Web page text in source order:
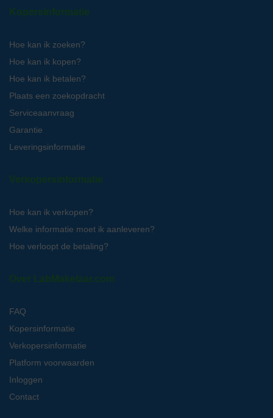
Kopersinformatie
Hoe kan ik zoeken?
Hoe kan ik kopen?
Hoe kan ik betalen?
Plaats een zoekopdracht
Serviceaanvraag
Garantie
Leveringsinformatie
Verkopersinformatie
Hoe kan ik verkopen?
Welke informatie moet ik aanleveren?
Hoe verloopt de betaling?
Over LabMakelaar.com
FAQ
Kopersinformatie
Verkopersinformatie
Platform voorwaarden
Inloggen
Contact